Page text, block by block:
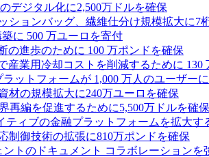
デジタル化に2,500万ドルを確保
ションバッグ、繊維仕分け規模拡大に7
に 500 万ユーロを寄付
の進歩のために 100 万ポンドを確保
産業用冷却コストを削減するために 130
ットフォームが 1,000 万人のユーザー
材の規模拡大に240万ユーロを確保
再編を促進するために5,500万ドルを確保
ティブの金融プラットフォームを拡大す
制御技術の拡張に810万ポンドを確保
ントのドキュメント コラボレーション